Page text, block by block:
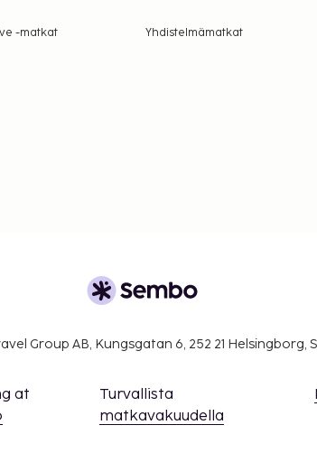
-matkat Yhdistelmämatkat
Group AB, Kungsgatan 6, 252 21 Helsingborg,
at
Turvallista
matkavakuudella